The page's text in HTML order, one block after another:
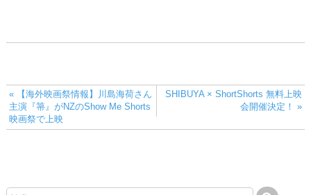
« 【海外映画祭情報】川島海荷さん
主演『箒』がNZのShow Me Shorts
映画祭で上映
SHIBUYA × ShortShorts 無料上映
会開催決定！ »